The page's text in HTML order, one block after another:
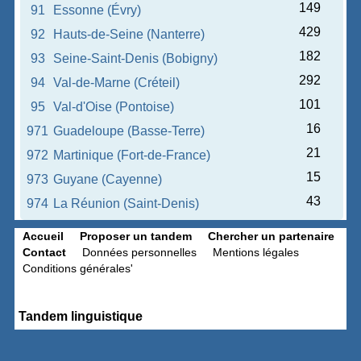
91
Essonne (Évry)
149
92
Hauts-de-Seine (Nanterre)
429
93
Seine-Saint-Denis (Bobigny)
182
94
Val-de-Marne (Créteil)
292
95
Val-d'Oise (Pontoise)
101
971 Guadeloupe (Basse-Terre)
16
972 Martinique (Fort-de-France)
21
973 Guyane (Cayenne)
15
974 La Réunion (Saint-Denis) 43
Accueil Proposer un tandem
Chercher un partenaire
Contact
Données personnelles
Mentions légales
Conditions générales'
Tandem linguistique